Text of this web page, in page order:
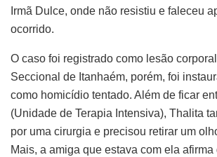
Irmã Dulce, onde não resistiu e faleceu
ocorrido.
O caso foi registrado como lesão
Seccional de Itanhaém, porém, foi
como homicídio tentado. Além de ficar
(Unidade de Terapia Intensiva), Thalita
por uma cirurgia e precisou retirar um
Mais, a amiga que estava com ela